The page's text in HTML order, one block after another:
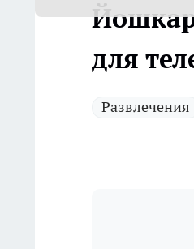
для
Развлечения